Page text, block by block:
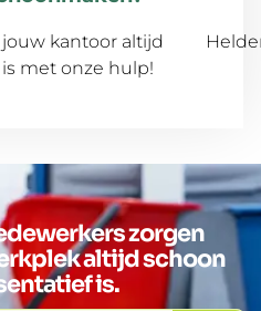
kantoor altijd
met onze hulp!
zorgen
altijd schoon
is.